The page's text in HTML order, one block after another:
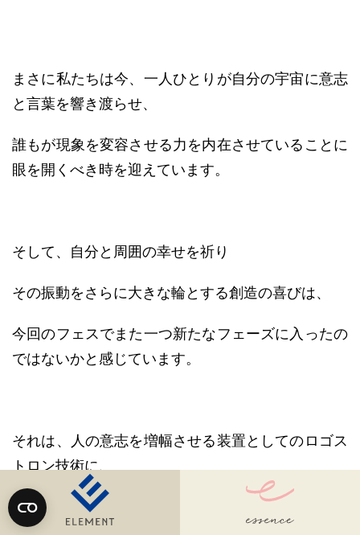
まさに私たちは今、一人ひとりが自分の宇宙に意志
と言葉を響き渡らせ、
誰もが現象を変容させる力を内在させていることに
眼を開くべき時を迎えています。
そして、自分と周囲の幸せを祈り
その振動をさらに大きな輪とする創造の喜びは、
今回のフェスでまた一つ新たなフェーズに入ったの
ではないかと感じています。
それは、人の意志を増幅させる装置としてのロゴス
トロン技術に、
新たに「ふるべ技術」が組み込まれ公開されたこと
にも象徴されるでしょう。